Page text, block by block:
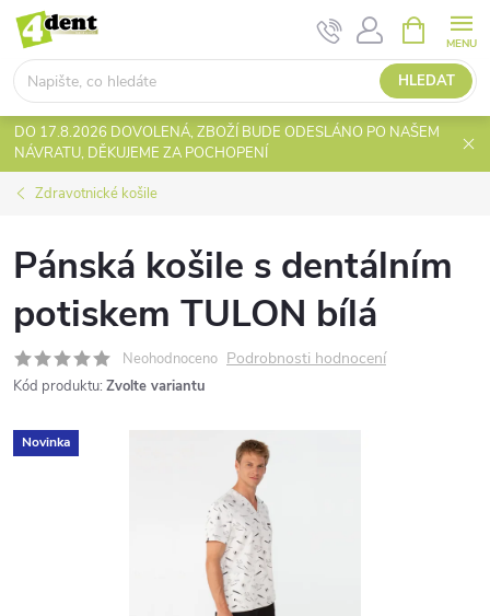
Přejít
obsah
HLEDAT
NÁKUPNÍ
KOŠÍK
DO 17.8.2026 DOVOLENÁ, ZBOŽÍ BUDE ODESLÁNO PO NAŠEM
NÁVRATU, DĚKUJEME ZA POCHOPENÍ
Zdravotnické košile
Pánská košile s dentálním
potiskem TULON bílá
Neohodnoceno Podrobnosti hodnocení
Kód produktu: Zvolte variantu
Novinka